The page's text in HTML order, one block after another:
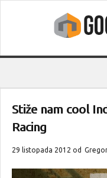
Stiže nam cool
Racing
29 listopada 2012 od